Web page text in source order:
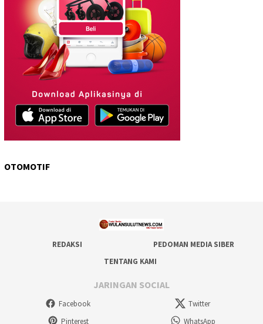
OTOMOTIF
REDAKSI
PEDOMAN MEDIA SIBER
TENTANG KAMI
JARINGAN SOCIAL
Facebook
Twitter
Pinterest
WhatsApp